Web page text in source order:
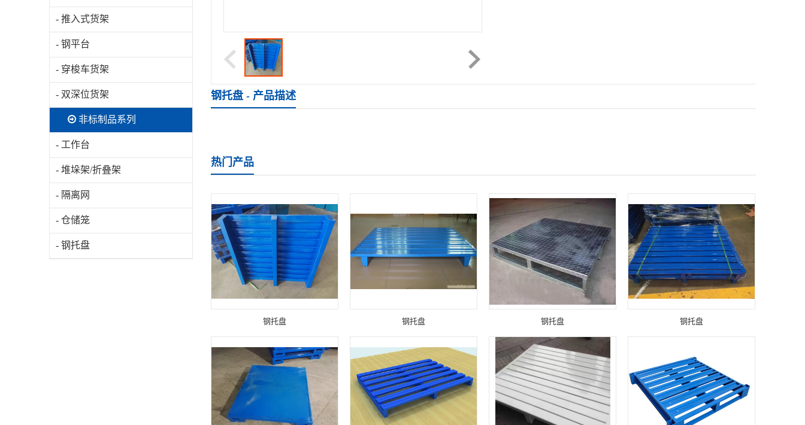
- 推入式货架
- 钢平台
- 穿梭车货架
- 双深位货架
非标制品系列
- 工作台
- 堆垛架/折叠架
- 隔离网
- 仓储笼
- 钢托盘
钢托盘 - 产品描述
热门产品
钢托盘 钢托盘 钢托盘 钢托盘